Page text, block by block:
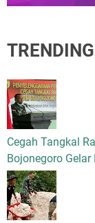
TRENDING
Cegah Tangkal
Bojonegoro Gelar